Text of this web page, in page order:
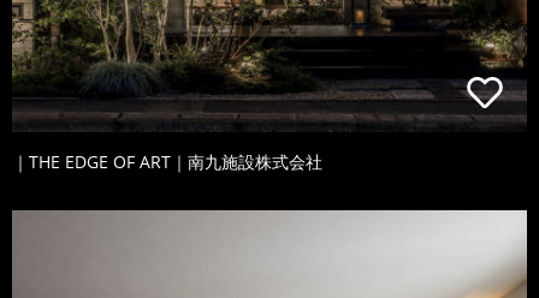
｜THE EDGE OF ART｜南九施設株式会社